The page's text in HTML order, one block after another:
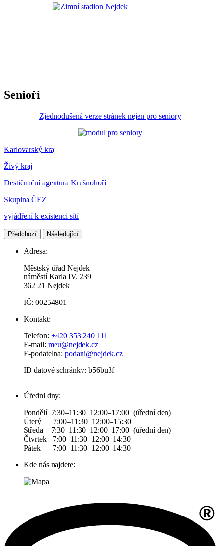
Senioři
Zjednodušená verze stránek nejen pro seniory
Karlovarský kraj
Živý kraj
Destičnační agentura Krušnohoří
Skupina ČEZ
vyjádření k existenci sítí
Předchozí Následující
Adresa:
Městský úřad Nejdek
náměstí Karla IV. 239​
362 21 Nejdek
IČ: 00254801
Kontakt:
Telefon: +420 353 240 111
E-mail: meu@nejdek.cz
E-podatelna: podani@nejdek.cz
ID datové schránky: b56bu3f
Úřední dny:
Pondělí 7:30–11:30 12:00–17:00 (úřední den)
Úterý 7:00–11:30 12:00–15:30
Středa 7:30–11:30 12:00–17:00 (úřední den)
Čtvrtek 7:00–11:30 12:00–14:30
Pátek 7:00–11:30 12:00–14:30
Kde nás najdete: